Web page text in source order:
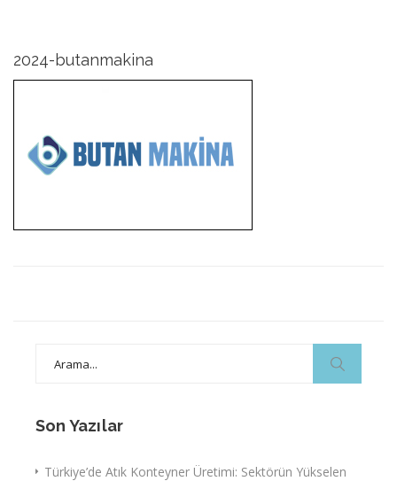
2024-butanmakina
Son Yazılar
Türkiye’de Atık Konteyner Üretimi: Sektörün Yükselen